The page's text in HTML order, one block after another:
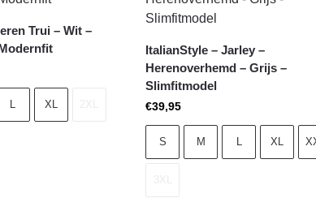
Trui – Wit –
XL
ItalianStyle – Jarley –
Herenoverhemd – Grijs –
Slimfitmodel
€39,95
S M XL